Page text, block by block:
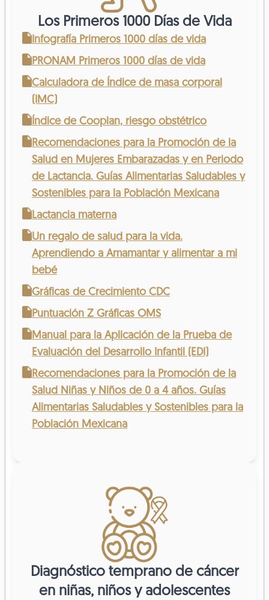
Los Primeros 1000 Días de Vida
Infografía Primeros 1000 días de vida
PRONAM Primeros 1000 días de vida
Calculadora de Índice de masa corporal
(IMC)
Índice de Cooplan, riesgo obstétrico
Recomendaciones para la Promoción de la
Salud en Mujeres Embarazadas y en Periodo
de Lactancia. Guías Alimentarias Saludables y
Sostenibles para la Población Mexicana
Lactancia materna
Un regalo de salud para la vida.
Aprendiendo a Amamantar y alimentar a mi
bebé
Gráficas de Crecimiento CDC
Puntuación Z Gráficas OMS
Manual para la Aplicación de la Prueba de
Evaluación del Desarrollo Infantil (EDI)
Recomendaciones para la Promoción de la
Salud Niñas y Niños de 0 a 4 años. Guías
Alimentarias Saludables y Sostenibles para la
Población Mexicana
Diagnóstico temprano de cáncer
en niñas, niños y adolescentes